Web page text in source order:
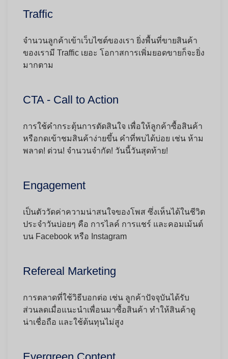
Traffic
จำนวนลูกค้าเข้าเว็บไซต์ของเรา ยิ่งพื้นที่ขายสินค้า
ของเรามี Traffic เยอะ โอกาสการเพิ่มยอดขายก็จะยิ่ง
มากตาม
CTA - Call to Action
การใช้คำกระตุ้นการตัดสินใจ เพื่อให้ลูกค้าซื้อสินค้า
หรือกดเข้าชมสินค้าง่ายขึ้น คำที่พบได้บ่อย เช่น ห้าม
พลาด! ด่วน! จำนวนจำกัด! วันนี้วันสุดท้าย!
Engagement
เป็นตัววัดค่าความน่าสนใจของโพส ซึ่งเห็นได้ในชีวิต
ประจำวันบ่อยๆ คือ การไลค์ การแชร์ และคอมเม้นต์
บน Facebook หรือ Instagram
Refereal Marketing
การตลาดที่ใช้วิธีบอกต่อ เช่น ลูกค้าปัจจุบันได้รับ
ส่วนลดเมื่อแนะนำเพื่อนมาซื้อสินค้า ทำให้สินค้าดู
น่าเชื่อถือ และใช้ต้นทุนไม่สูง